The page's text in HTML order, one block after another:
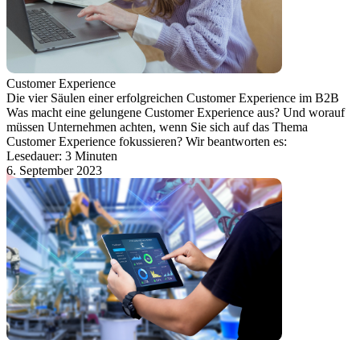
Customer Experience
Die vier Säulen einer erfolgreichen Customer Experience im B2B
Was macht eine gelungene Customer Experience aus? Und worauf
müssen Unternehmen achten, wenn Sie sich auf das Thema
Customer Experience fokussieren? Wir beantworten es:
Lesedauer: 3 Minuten
6. September 2023